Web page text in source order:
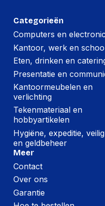
Categorieën
Computers en
Kantoor, werk en
Eten, drinken en
Presentatie en
Kantoormeubelen en
verlichting
Tekenmateriaal en
hobbyartikelen
Hygiëne, expeditie,
en geldbeheer
Meer
Contact
Over ons
Garantie